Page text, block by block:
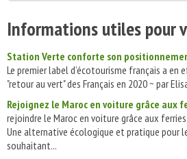
Informations utiles pour
Station Verte conforte son
Le premier label d’écotourisme français a en
"retour au vert" des Français en 2020 ~ par
Rejoignez le Maroc en voiture grâce aux
rejoindre le Maroc en voiture grâce aux
Une alternative écologique et pratique pour
souhaitant...